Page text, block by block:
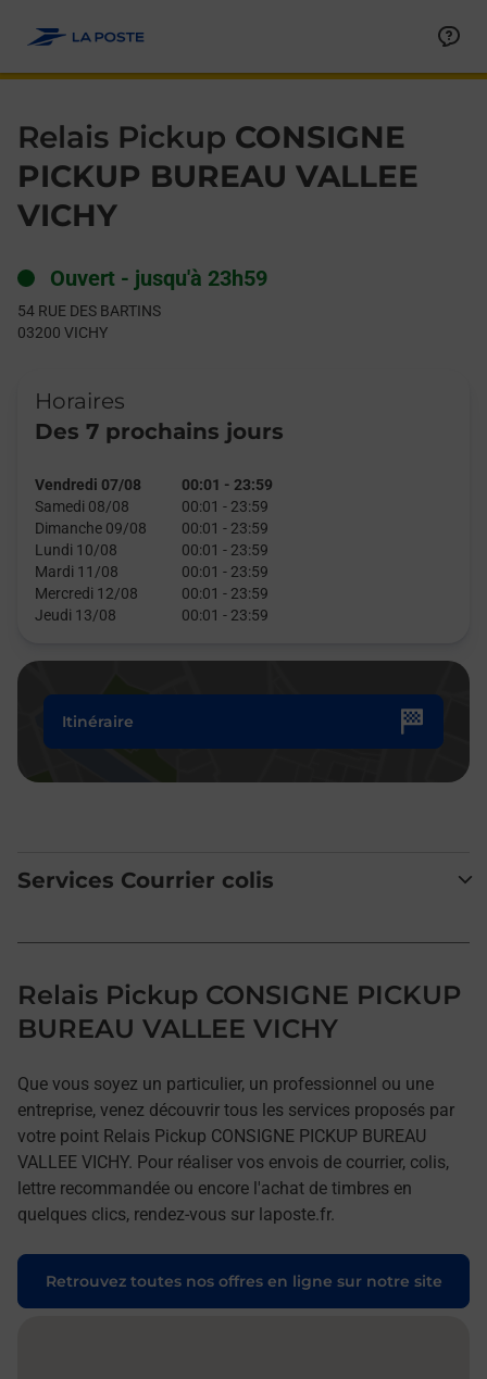
Relais Pickup CONSIGNE
PICKUP BUREAU VALLEE
VICHY
Ouvert - jusqu'à 23h59
54 RUE DES BARTINS
03200 VICHY
Horaires
Des 7 prochains jours
Vendredi 07/08 00:01 - 23:59
Samedi 08/08
00:01 - 23:59
Dimanche 09/08
00:01 - 23:59
Lundi 10/08
00:01 - 23:59
Mardi 11/08
00:01 - 23:59
Mercredi 12/08
00:01 - 23:59
Jeudi 13/08
00:01 - 23:59
Itinéraire
Services Courrier colis
Relais Pickup CONSIGNE PICKUP
BUREAU VALLEE VICHY
Que vous soyez un particulier, un professionnel ou une
entreprise, venez découvrir tous les services proposés par
votre point Relais Pickup CONSIGNE PICKUP BUREAU
VALLEE VICHY. Pour réaliser vos envois de courrier, colis,
lettre recommandée ou encore l'achat de timbres en
quelques clics, rendez-vous sur laposte.fr.
Retrouvez toutes nos offres en ligne sur notre site